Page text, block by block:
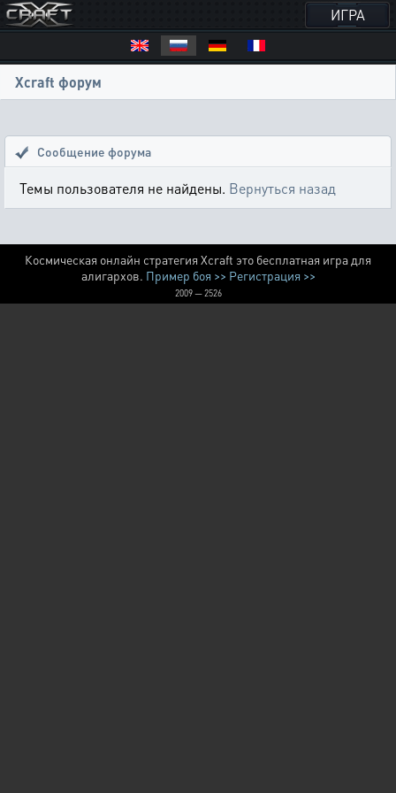
ИГРА
Xcraft форум
Сообщение форума
Темы пользователя не найдены. Вернуться назад
Космическая онлайн стратегия Xcraft это бесплатная игра для
алигархов. Пример боя >> Регистрация >>
2009 — 2526